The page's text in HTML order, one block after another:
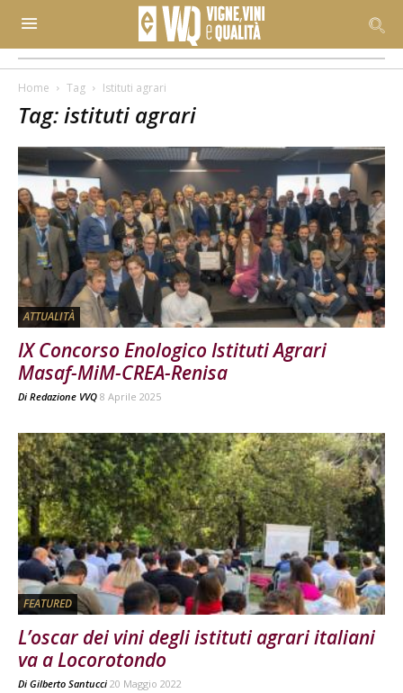
Home Tag Istituti agrari
Tag: istituti agrari
ATTUALITÀ
IX Concorso Enologico Istituti Agrari
Masaf-MiM-CREA-Renisa
Di Redazione VVQ 8 Aprile 2025
FEATURED
L’oscar dei vini degli istituti agrari italiani
va a Locorotondo
Di Gilberto Santucci 20 Maggio 2022